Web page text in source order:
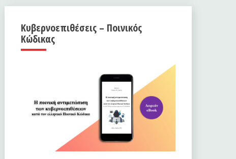
Κυβερνοεπιθέσεις – Ποινικός
Κώδικας